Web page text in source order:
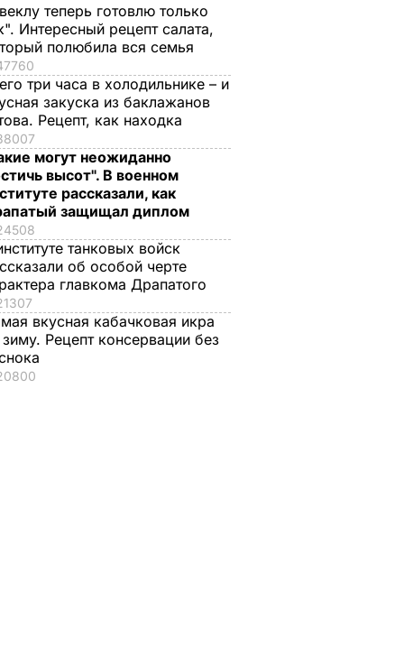
теперь готовлю только
Интересный рецепт салата,
полюбила вся семья
три часа в холодильнике – и
закуска из баклажанов
Рецепт, как находка
могут неожиданно
высот". В военном
рассказали, как
защищал диплом
танковых войск
об особой черте
главкома Драпатого
вкусная кабачковая икра
зиму. Рецепт консервации без